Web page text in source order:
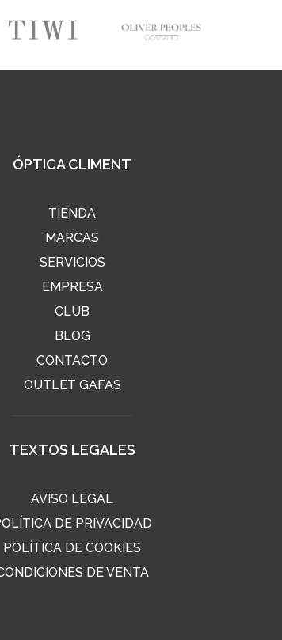
ÓPTICA CLIMENT
TIENDA
MARCAS
SERVICIOS
EMPRESA
CLUB
BLOG
CONTACTO
OUTLET GAFAS
TEXTOS LEGALES
AVISO LEGAL
DE PRIVACIDAD
POLÍTICA DE COOKIES
DE VENTA